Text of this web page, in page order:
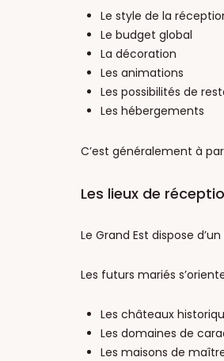
Le style de la
Le budget global
La décoration
Les animations
Les possibilités de
Les hébergements
C’est généralement à
Les lieux de
Le Grand Est dispose
Les futurs mariés
Les châteaux
Les domaines de
Les maisons de